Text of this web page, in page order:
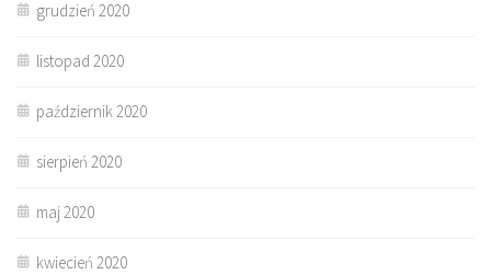
grudzień 2020
listopad 2020
październik 2020
sierpień 2020
maj 2020
kwiecień 2020